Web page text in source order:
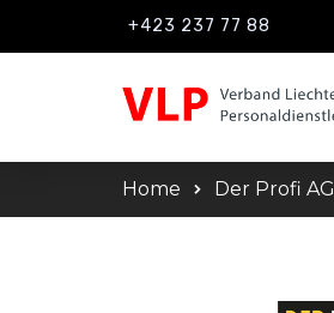
+423 237 77 88
Home Der Profi AG